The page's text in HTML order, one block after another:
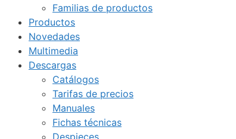
Familias de productos
Productos
Novedades
Multimedia
Descargas
Catálogos
Tarifas de precios
Manuales
Fichas técnicas
Despieces